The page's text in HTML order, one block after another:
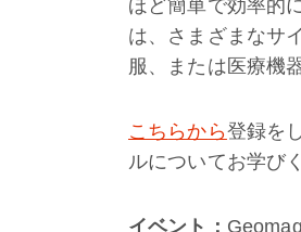
ほど簡単で効率的
は、さまざまなサ
服、または医療機
こちらから登録を
ルについてお学び
イベント：